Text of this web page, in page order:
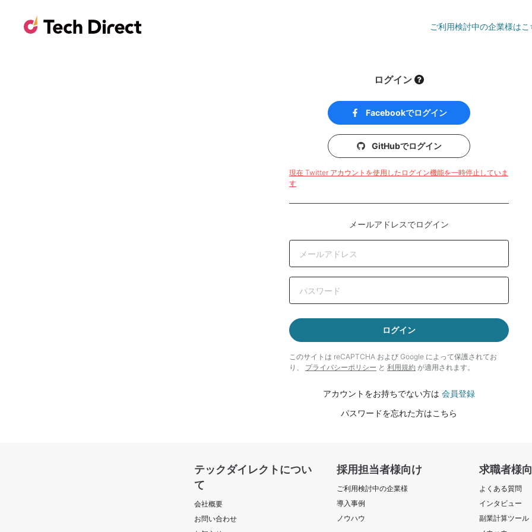
ご利用検討中の企業様はこ
ログイン
Facebookでログイン
GitHubでログイン
現在 Twitter アカウントを使用したログイン機能を一時停止していま
す
メールアドレスでログイン
ログイン
このサイトは reCAPTCHA および Google によって保護されてお
り、 プライバシーポリシー と 利用規約 が適用されます。
アカウントをお持ちでない方は 会員登録
パスワードを忘れた方はこちら
テックダイレクトについ
て
会社概要
お問い合わせ
採用担当者様向け
ご利用検討中の企業様
導入事例
ノウハウ
求職者様
よくある質問
インタビュー
副業計算ツール